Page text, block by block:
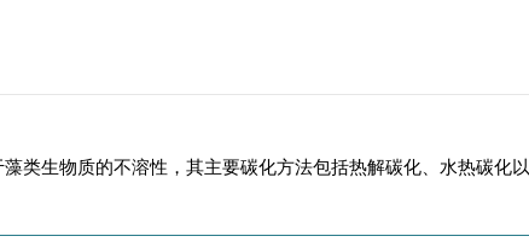
类生物质的不溶性，其主要碳化方法包括热解碳化、水热碳化以